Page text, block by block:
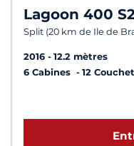
Lagoon 400
Split (20 km de Ile de
2016
12.2 mètres
6 Cabines
12